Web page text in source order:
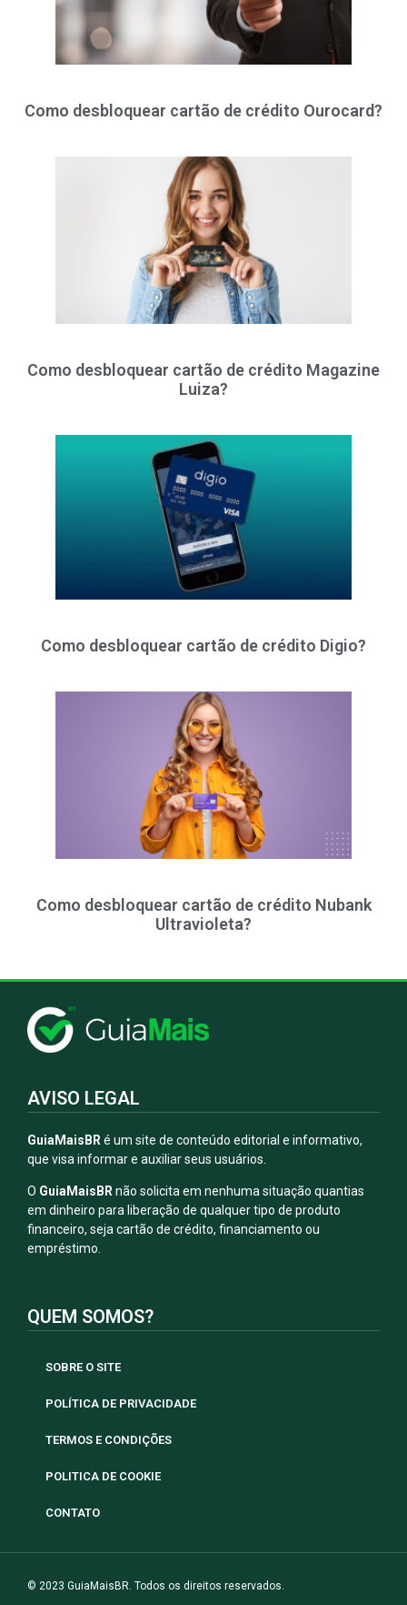
Como desbloquear cartão de crédito Ourocard?
Como desbloquear cartão de crédito Magazine
Luiza?
Como desbloquear cartão de crédito Digio?
Como desbloquear cartão de crédito Nubank
Ultravioleta?
AVISO LEGAL
GuiaMaisBR é um site de conteúdo editorial e informativo,
que visa informar e auxiliar seus usuários.
O GuiaMaisBR não solicita em nenhuma situação quantias
em dinheiro para liberação de qualquer tipo de produto
financeiro, seja cartão de crédito, financiamento ou
empréstimo.
QUEM SOMOS?
SOBRE O SITE
POLÍTICA DE PRIVACIDADE
TERMOS E CONDIÇÕES
POLITICA DE COOKIE
CONTATO
© 2023 GuiaMaisBR. Todos os direitos reservados.